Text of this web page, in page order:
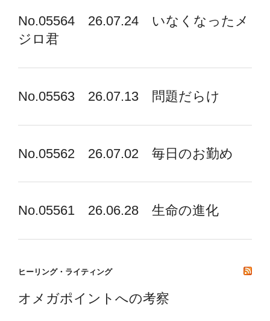
No.05564 26.07.24 いなくなったメ
ジロ君
No.05563 26.07.13 問題だらけ
No.05562 26.07.02 毎日のお勤め
No.05561 26.06.28 生命の進化
ヒーリング・ライティング
オメガポイントへの考察